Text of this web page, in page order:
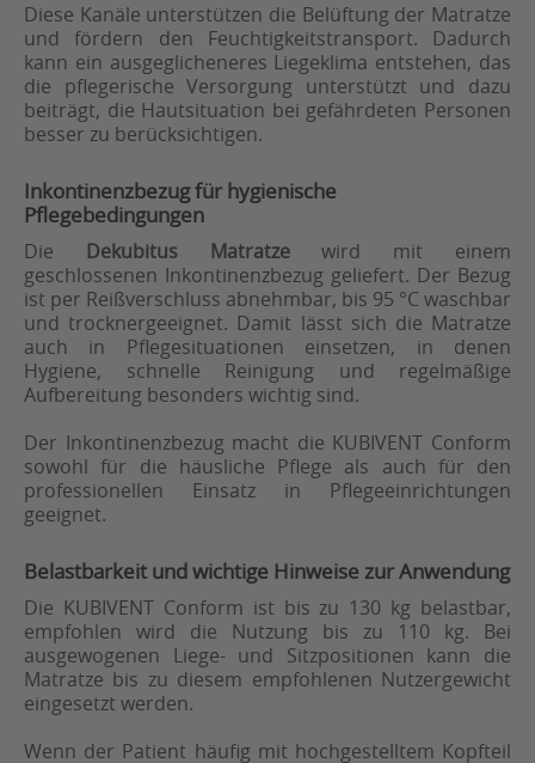
Diese Kanäle unterstützen die Belüftung der Matratze
und fördern den Feuchtigkeitstransport. Dadurch
kann ein ausgeglicheneres Liegeklima entstehen, das
die pflegerische Versorgung unterstützt und dazu
beiträgt, die Hautsituation bei gefährdeten Personen
besser zu berücksichtigen.
Inkontinenzbezug für hygienische
Pflegebedingungen
Die Dekubitus Matratzewird mit einem
geschlossenen Inkontinenzbezug geliefert. Der Bezug
ist per Reißverschluss abnehmbar, bis 95 °C waschbar
und trocknergeeignet. Damit lässt sich die Matratze
auch in Pflegesituationen einsetzen, in denen
Hygiene, schnelle Reinigung und regelmäßige
Aufbereitung besonders wichtig sind.
Der Inkontinenzbezug macht die KUBIVENT Conform
sowohl für die häusliche Pflege als auch für den
professionellen Einsatz in Pflegeeinrichtungen
geeignet.
Belastbarkeit und wichtige Hinweise zur Anwendung
Die KUBIVENT Conform ist bis zu 130 kg belastbar,
empfohlen wird die Nutzung bis zu 110 kg. Bei
ausgewogenen Liege- und Sitzpositionen kann die
Matratze bis zu diesem empfohlenen Nutzergewicht
eingesetzt werden.
Wenn der Patient häufig mit hochgestelltem Kopfteil